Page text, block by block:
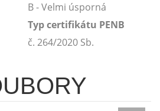
B - Velmi úsporná
Typ certifikátu PENB
č. 264/2020 Sb.